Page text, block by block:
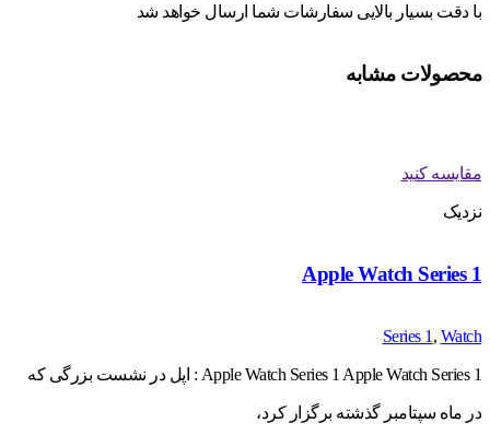
با دقت بسیار بالایی سفارشات شما ارسال خواهد شد
محصولات مشابه
مقایسه کنید
نزدیک
Apple Watch Series 1
Series 1 , Watch
Apple Watch Series 1 Apple Watch Series 1 : اپل در نشست بزرگی که
در ماه سپتامبر گذشته برگزار کرد،